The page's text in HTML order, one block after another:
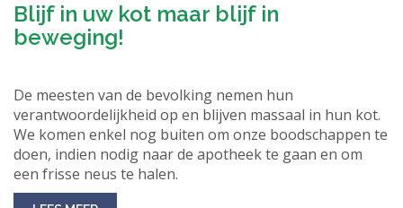
Blijf in uw kot maar blijf in
beweging!
De meesten van de bevolking nemen hun
verantwoordelijkheid op en blijven massaal in hun kot.
We komen enkel nog buiten om onze boodschappen te
doen, indien nodig naar de apotheek te gaan en om
een frisse neus te halen.